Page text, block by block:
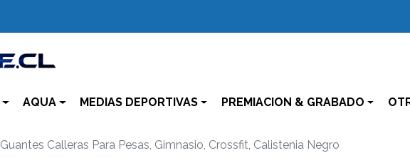
AQUA MEDIAS DEPORTIVAS PREMIACION & GRABADO
Guantes Calleras Para Pesas, Gimnasio, Crossfit, Calistenia Negro